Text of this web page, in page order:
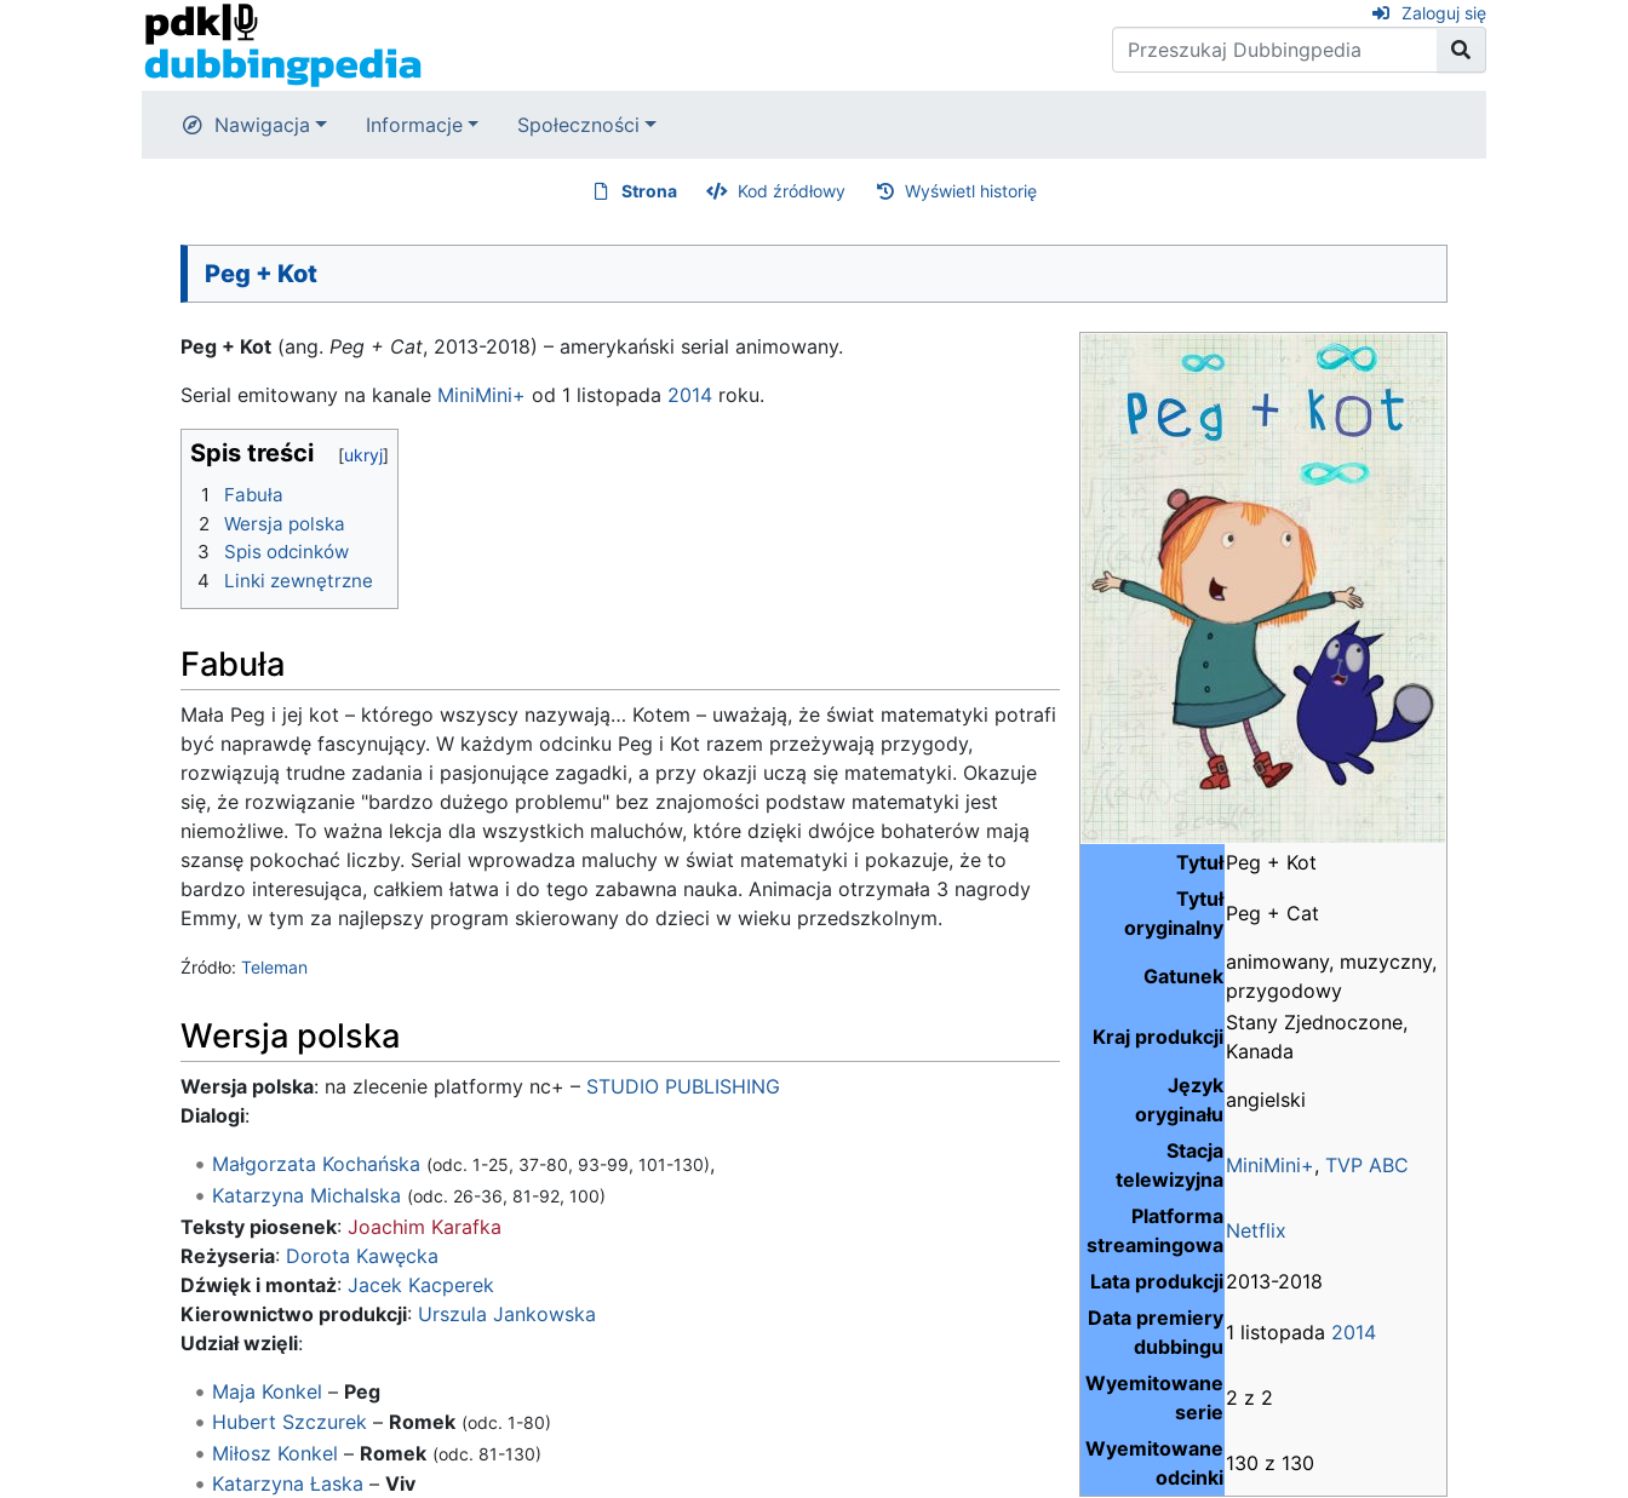
Zaloguj się
Nawigacja Informacje Społeczności
Strona Kod źródłowy Wyświetl historię
Peg + Kot
TytułPeg + Kot
Tytuł
oryginalny
Peg + Cat
Gatunek
animowany, muzyczny,
przygodowy
Kraj produkcji
Stany Zjednoczone,
Kanada
Język
oryginału
angielski
Stacja
telewizyjna
MiniMini+, TVP ABC
Platforma
streamingowa
Netflix
Lata produkcji2013-2018
Data premiery
dubbingu
1 listopada 2014
Wyemitowane
serie
2 z 2
Wyemitowane
odcinki
130 z 130
Peg + Kot (ang. Peg + Cat, 2013-2018) – amerykański serial animowany.
Serial emitowany na kanale MiniMini+ od 1 listopada 2014 roku.
Spis treści
1
Fabuła
2
Wersja polska
3
Spis odcinków
4
Linki zewnętrzne
Fabuła
Mała Peg i jej kot – którego wszyscy nazywają… Kotem – uważają, że świat matematyki potrafi
być naprawdę fascynujący. W każdym odcinku Peg i Kot razem przeżywają przygody,
rozwiązują trudne zadania i pasjonujące zagadki, a przy okazji uczą się matematyki. Okazuje
się, że rozwiązanie "bardzo dużego problemu" bez znajomości podstaw matematyki jest
niemożliwe. To ważna lekcja dla wszystkich maluchów, które dzięki dwójce bohaterów mają
szansę pokochać liczby. Serial wprowadza maluchy w świat matematyki i pokazuje, że to
bardzo interesująca, całkiem łatwa i do tego zabawna nauka. Animacja otrzymała 3 nagrody
Emmy, w tym za najlepszy program skierowany do dzieci w wieku przedszkolnym.
Źródło: Teleman
Wersja polska
Wersja polska: na zlecenie platformy nc+ – STUDIO PUBLISHING
Dialogi:
Małgorzata Kochańska (odc. 1-25, 37-80, 93-99, 101-130),
Katarzyna Michalska (odc. 26-36, 81-92, 100)
Teksty piosenek: Joachim Karafka
Reżyseria: Dorota Kawęcka
Dźwięk i montaż: Jacek Kacperek
Kierownictwo produkcji: Urszula Jankowska
Udział wzięli:
Maja Konkel – Peg
Hubert Szczurek– Romek (odc. 1-80)
Miłosz Konkel – Romek (odc. 81-130)
Katarzyna Łaska – Viv